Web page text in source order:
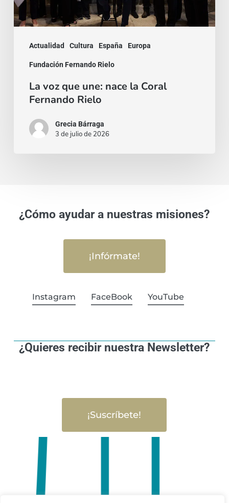
Actualidad Cultura España Europa
Fundación Fernando Rielo
Fernando
La voz que une: nace la Coral
Fernando Rielo
Grecia Bárraga
3 de julio de 2026
¿Cómo ayudar a nuestras misiones?
¡Infórmate!
Instagram FaceBook YouTube
¿Quieres recibir nuestra Newsletter?
¡Suscríbete!